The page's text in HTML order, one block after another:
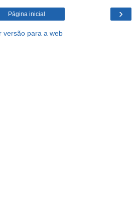
›
Página inicial
versão para a web